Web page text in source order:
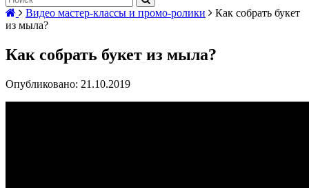
Видео мастер-классы и промо-ролики
Как собрать букет
из мыла?
Как собрать букет из мыла?
Опубликовано: 21.10.2019